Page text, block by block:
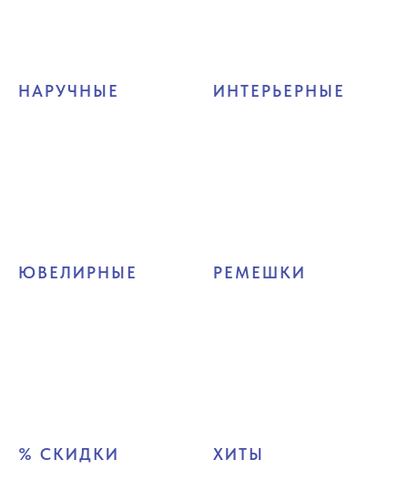
НАРУЧНЫЕ ИНТЕРЬЕРНЫЕ
ЮВЕЛИРНЫЕ РЕМЕШКИ
% СКИДКИ ХИТЫ